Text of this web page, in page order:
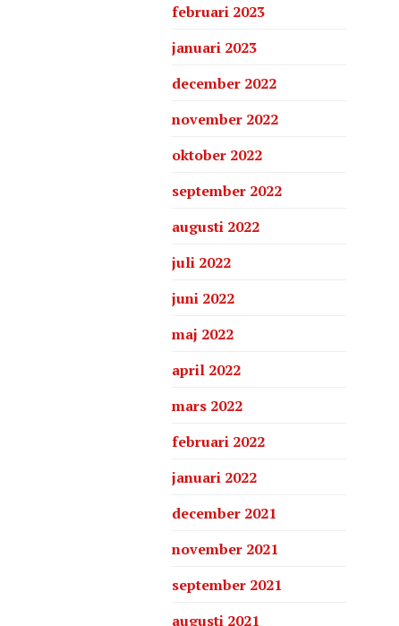
februari 2023
januari 2023
december 2022
november 2022
oktober 2022
september 2022
augusti 2022
juli 2022
juni 2022
maj 2022
april 2022
mars 2022
februari 2022
januari 2022
december 2021
november 2021
september 2021
augusti 2021